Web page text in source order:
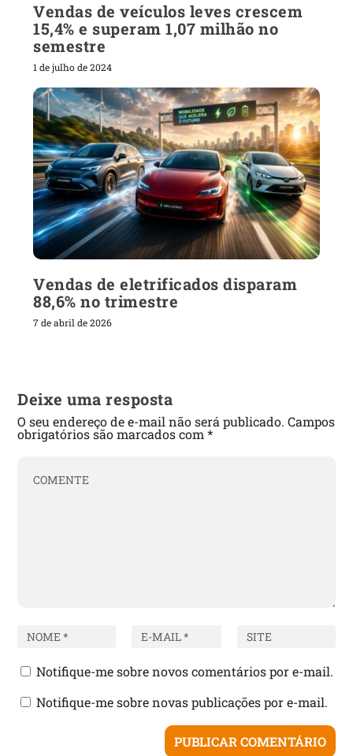
Vendas de veículos leves crescem
15,4% e superam 1,07 milhão no
semestre
1 de julho de 2024
Vendas de eletrificados disparam
88,6% no trimestre
7 de abril de 2026
Deixe uma resposta
O seu endereço de e-mail não será publicado. Campos
obrigatórios são marcados com*
Notifique-me sobre novos comentários por e-mail.
Notifique-me sobre novas publicações por e-mail.